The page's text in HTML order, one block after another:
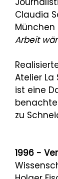
Claudia
Arbeit
Atelier La
ist eine
zu
1996 -